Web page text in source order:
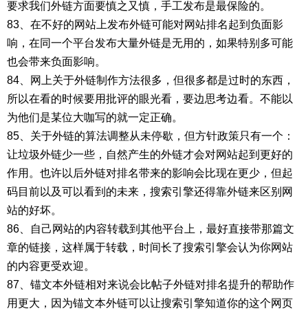
要求我们外链方面要慎之又慎，手工发布是最保险的。
83、在不好的网站上发布外链可能对网站排名起到负面影
响，在同一个平台发布大量外链是无用的，如果特别多可能
也会带来负面影响。
84、网上关于外链制作方法很多，但很多都是过时的东西，
所以在看的时候要用批评的眼光看，要边思考边看。不能以
为他们是某位大咖写的就一定正确。
85、关于外链的算法调整从未停歇，但方针政策只有一个：
让垃圾外链少一些，自然产生的外链才会对网站起到更好的
作用。也许以后外链对排名带来的影响会比现在更少，但起
码目前以及可以看到的未来，搜索引擎还得靠外链来区别网
站的好坏。
86、自己网站的内容转载到其他平台上，最好直接带那篇文
章的链接，这样属于转载，时间长了搜索引擎会认为你网站
的内容更受欢迎。
87、锚文本外链相对来说会比帖子外链对排名提升的帮助作
用更大，因为锚文本外链可以让搜索引擎知道你的这个网页